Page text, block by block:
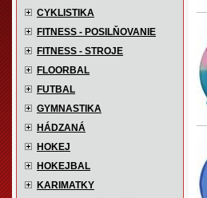
CYKLISTIKA
FITNESS - POSILŇOVANIE
FITNESS - STROJE
FLOORBAL
FUTBAL
GYMNASTIKA
HÁDZANÁ
HOKEJ
HOKEJBAL
KARIMATKY